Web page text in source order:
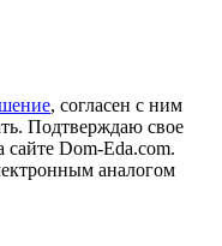
, согласен с ним
Подтверждаю свое
сайте Dom-Eda.com.
аналогом